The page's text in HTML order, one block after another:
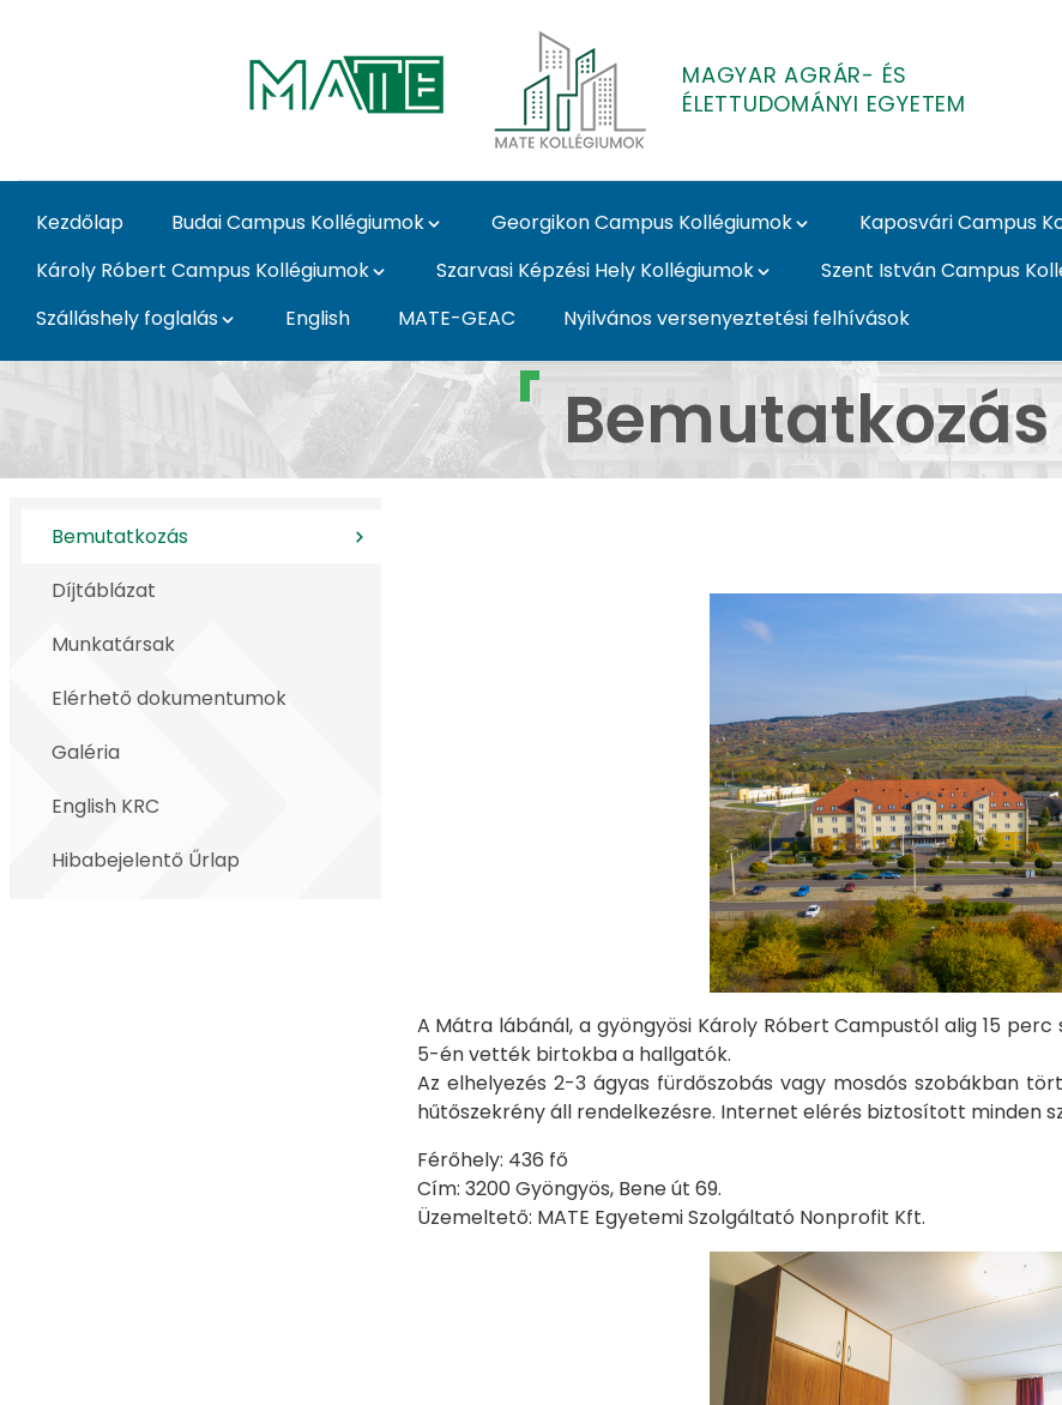
MAGYAR AGRÁR- ÉS
ÉLETTUDOMÁNYI EGYETEM
Kezdőlap Budai Campus Kollégiumok Georgikon Campus Kollégiumok
Kaposvári Campus
Károly Róbert Campus Kollégiumok
Szarvasi Képzési Hely Kollégiumok Szent István Campus
Szálláshely foglalás
English MATE-GEAC Nyilvános versenyeztetési felhívások
Bemutatkozás - MATE Kollégiumok
Bemutatkozás
Bemutatkozás
Díjtáblázat
Munkatársak
Elérhető dokumentumok
Galéria
English KRC
Hibabejelentő Űrlap
A Mátra lábánál, a gyöngyösi Károly Róbert Campustól alig 15
5-én vették birtokba a hallgatók.
Az elhelyezés 2-3 ágyas fürdőszobás vagy mosdós szobákban
hűtőszekrény áll rendelkezésre. Internet elérés biztosított minden
Férőhely: 436 fő
Cím: 3200 Gyöngyös, Bene út 69.
Üzemeltető: MATE Egyetemi Szolgáltató Nonprofit Kft.